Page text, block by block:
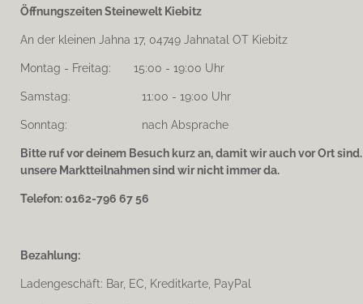
Öffnungszeiten Steinewelt Kiebitz
An der kleinen Jahna 17, 04749 Jahnatal OT Kiebitz
Montag - Freitag: 15:00 - 19:00 Uhr
Samstag: 11:00 - 19:00 Uhr
Sonntag: nach Absprache
Bitte ruf vor deinem Besuch kurz an, damit wir auch vor Ort
unsere Marktteilnahmen sind wir nicht immer da.
Telefon: 0162-796 67 56
Bezahlung:
Ladengeschäft: Bar, EC, Kreditkarte, PayPal